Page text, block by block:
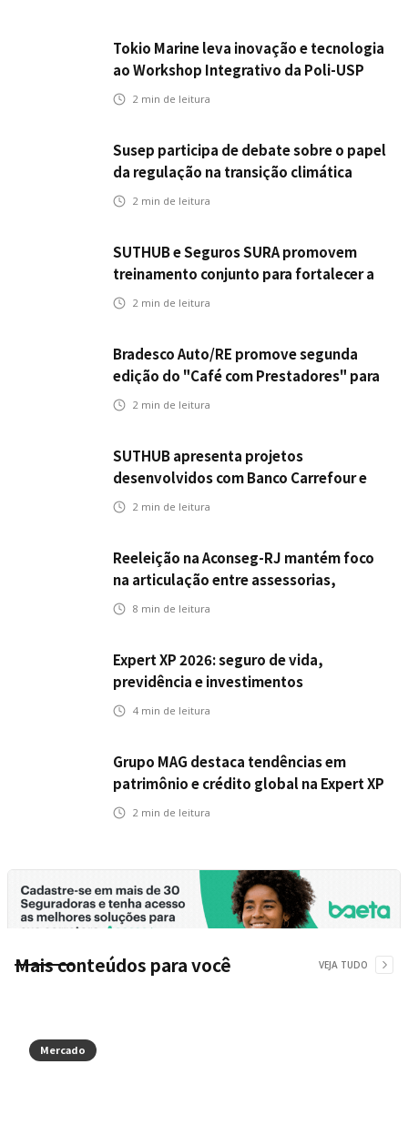
Tokio Marine leva inovação e tecnologia
ao Workshop Integrativo da Poli-USP
2 min de leitura
Susep participa de debate sobre o papel
da regulação na transição climática
2 min de leitura
SUTHUB e Seguros SURA promovem
treinamento conjunto para fortalecer a
operação comercial do Seguro
2 min de leitura
Bradesco Auto/RE promove segunda
edição do "Café com Prestadores" para
fortalecer parceria e aprimorar
2 min de leitura
SUTHUB apresenta projetos
desenvolvidos com Banco Carrefour e
A.PET no Congresso Latino-Americano
2 min de leitura
Reeleição na Aconseg-RJ mantém foco
na articulação entre assessorias,
corretores e seguradoras
8 min de leitura
Expert XP 2026: seguro de vida,
previdência e investimentos
estabelecem uma nova agenda para a
4 min de leitura
Grupo MAG destaca tendências em
patrimônio e crédito global na Expert XP
20262 min de leitura
Mais conteúdos para você VEJA TUDO
Mercado